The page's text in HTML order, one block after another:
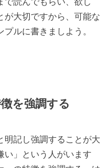
が大切ですから、可能な
ルに書きましよう。
を強調する
明記し強調することが大
い」という人がいます